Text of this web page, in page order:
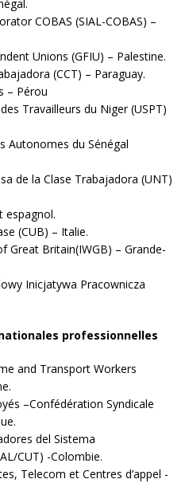
COBAS (SIAL-COBAS) –
Unions (GFIU) – Palestine.
(CCT) – Paraguay.
– Pérou
Travailleurs du Niger (USPT)
Autonomes du Sénégal
de la Clase Trabajadora (UNT)
espagnol.
(CUB) – Italie.
Great Britain(IWGB) – Grande-
Inicjatywa Pracownicza
professionnelles
and Transport Workers
–Confédération Syndicale
del Sistema
CUT) -Colombie.
Telecom et Centres d’appel -